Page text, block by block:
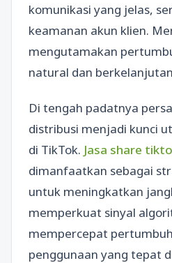
komunikasi yang jelas,
keamanan akun klien.
mengutamakan
natural dan
Di tengah padatnya
distribusi menjadi kunci
di TikTok. Jasa share
dimanfaatkan sebagai
untuk meningkatkan
memperkuat sinyal
mempercepat
penggunaan yang tepat